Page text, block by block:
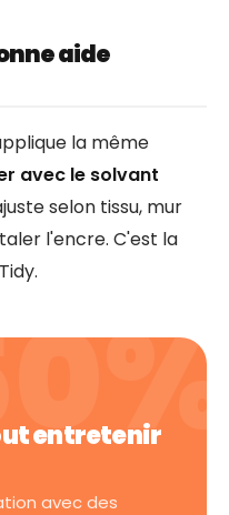
aide
la même
avec le solvant
selon tissu, mur
l'encre. C'est la
entretenir
avec des